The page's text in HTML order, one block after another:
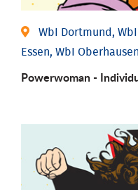
WbI Dortmund,
Essen, WbI
Powerwoman -